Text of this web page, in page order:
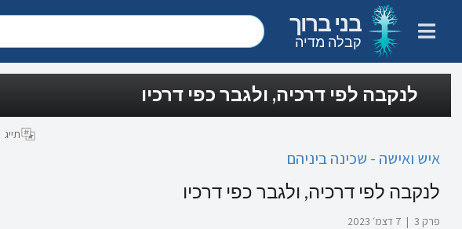
בני ברוך
קבלה מדיה
לנקבה לפי דרכיה, ולגבר כפי דרכיו
תייג
איש ואישה - שכינה ביניהם
לנקבה לפי דרכיה, ולגבר כפי דרכיו
פרק 3 | 7 דצמ׳ 2023